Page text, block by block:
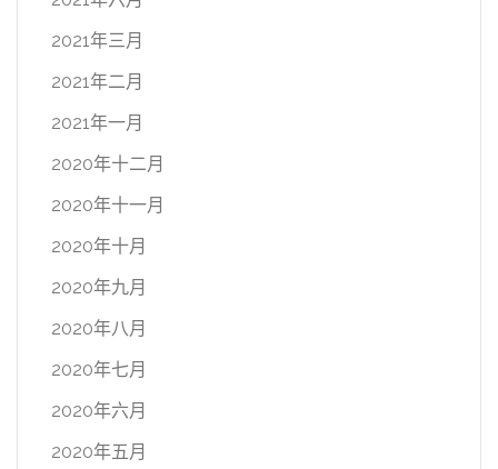
2021年三月
2021年二月
2021年一月
2020年十二月
2020年十一月
2020年十月
2020年九月
2020年八月
2020年七月
2020年六月
2020年五月